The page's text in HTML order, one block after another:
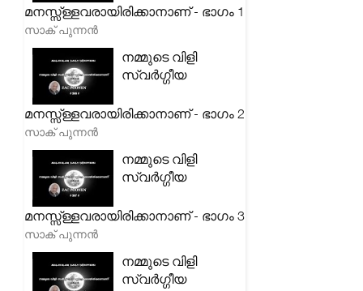
മനസ്സ്ള്ളവരായിരിക്കാനാണ് - ഭാഗം 1
സാക് പുന്നൻ
നമ്മുടെ വിളി
സ്വർഗ്ഗീയ
മനസ്സ്ള്ളവരായിരിക്കാനാണ് - ഭാഗം 2
സാക് പുന്നൻ
നമ്മുടെ വിളി
സ്വർഗ്ഗീയ
മനസ്സ്ള്ളവരായിരിക്കാനാണ് - ഭാഗം 3
സാക് പുന്നൻ
നമ്മുടെ വിളി
സ്വർഗ്ഗീയ